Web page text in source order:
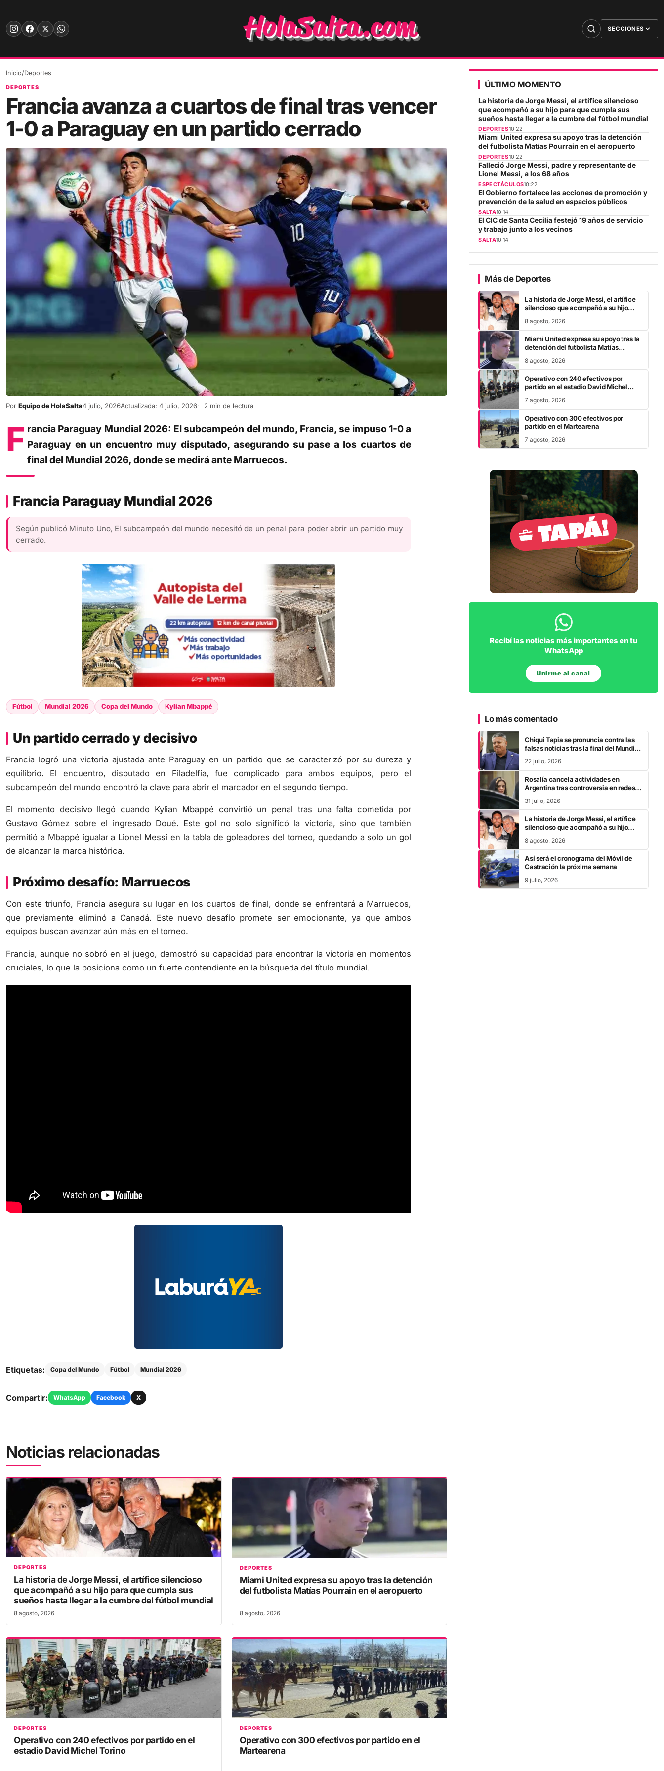
content
SECCIONES
Inicio/Deportes
DEPORTES
Francia avanza a cuartos de final tras vencer
1-0 a Paraguay en un partido cerrado
Por Equipo de HolaSalta4 julio, 2026Actualizada: 4 julio, 2026 2 min de lectura
F rancia Paraguay Mundial 2026: El subcampeón del mundo, Francia, se impuso 1-0 a
Paraguay en un encuentro muy disputado, asegurando su pase a los cuartos de
final del Mundial 2026, donde se medirá ante Marruecos.
Francia Paraguay Mundial 2026
Según publicó Minuto Uno, El subcampeón del mundo necesitó de un penal para poder abrir un partido muy
cerrado.
Fútbol Mundial 2026 Copa del Mundo Kylian Mbappé
Un partido cerrado y decisivo
Francia logró una victoria ajustada ante Paraguay en un partido que se caracterizó por su dureza y
equilibrio. El encuentro, disputado en Filadelfia, fue complicado para ambos equipos, pero el
subcampeón del mundo encontró la clave para abrir el marcador en el segundo tiempo.
El momento decisivo llegó cuando Kylian Mbappé convirtió un penal tras una falta cometida por
Gustavo Gómez sobre el ingresado Doué. Este gol no solo significó la victoria, sino que también
permitió a Mbappé igualar a Lionel Messi en la tabla de goleadores del torneo, quedando a solo un gol
de alcanzar la marca histórica.
Próximo desafío: Marruecos
Con este triunfo, Francia asegura su lugar en los cuartos de final, donde se enfrentará a Marruecos,
que previamente eliminó a Canadá. Este nuevo desafío promete ser emocionante, ya que ambos
equipos buscan avanzar aún más en el torneo.
Francia, aunque no sobró en el juego, demostró su capacidad para encontrar la victoria en momentos
cruciales, lo que la posiciona como un fuerte contendiente en la búsqueda del título mundial.
Etiquetas: Copa del Mundo Fútbol Mundial 2026
Compartir: WhatsApp Facebook X
Noticias relacionadas
DEPORTES
La historia de Jorge Messi, el artífice silencioso
que acompañó a su hijo para que cumpla sus
sueños hasta llegar a la cumbre del fútbol mundial
8 agosto, 2026
DEPORTES
Miami United expresa su apoyo tras la detención
del futbolista Matías Pourrain en el aeropuerto
8 agosto, 2026
DEPORTES
Operativo con 240 efectivos por partido en el
estadio David Michel Torino
DEPORTES
Operativo con 300 efectivos por partido en el
Martearena
ÚLTIMO MOMENTO
La historia de Jorge Messi, el artífice silencioso
que acompañó a su hijo para que cumpla sus
sueños hasta llegar a la cumbre del fútbol mundial
DEPORTES10:22
Miami United expresa su apoyo tras la detención
del futbolista Matías Pourrain en el aeropuerto
DEPORTES10:22
Falleció Jorge Messi, padre y representante de
Lionel Messi, a los 68 años
ESPECTÁCULOS10:22
El Gobierno fortalece las acciones de promoción y
prevención de la salud en espacios públicos
SALTA10:14
El CIC de Santa Cecilia festejó 19 años de servicio
y trabajo junto a los vecinos
SALTA10:14
Más de Deportes
La historia de Jorge Messi, el artífice
silencioso que acompañó a su hijo
llegar a la cumbre del fútbol mundial
8 agosto, 2026
Miami United expresa su apoyo tras la
detención del futbolista Matías
8 agosto, 2026
Operativo con 240 efectivos por
partido en el estadio David Michel
7 agosto, 2026
Operativo con 300 efectivos por
partido en el Martearena
7 agosto, 2026
Recibí las noticias más importantes en tu
WhatsApp
Unirme al canal
Lo más comentado
Chiqui Tapia se pronuncia contra las
falsas noticias tras la final del Mundial
22 julio, 2026
Rosalía cancela actividades en
Argentina tras controversia en redes
31 julio, 2026
La historia de Jorge Messi, el artífice
silencioso que acompañó a su hijo
llegar a la cumbre del fútbol mundial
8 agosto, 2026
Así será el cronograma del Móvil de
Castración la próxima semana
9 julio, 2026